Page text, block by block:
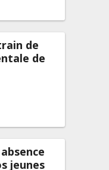
de
de
jeunes